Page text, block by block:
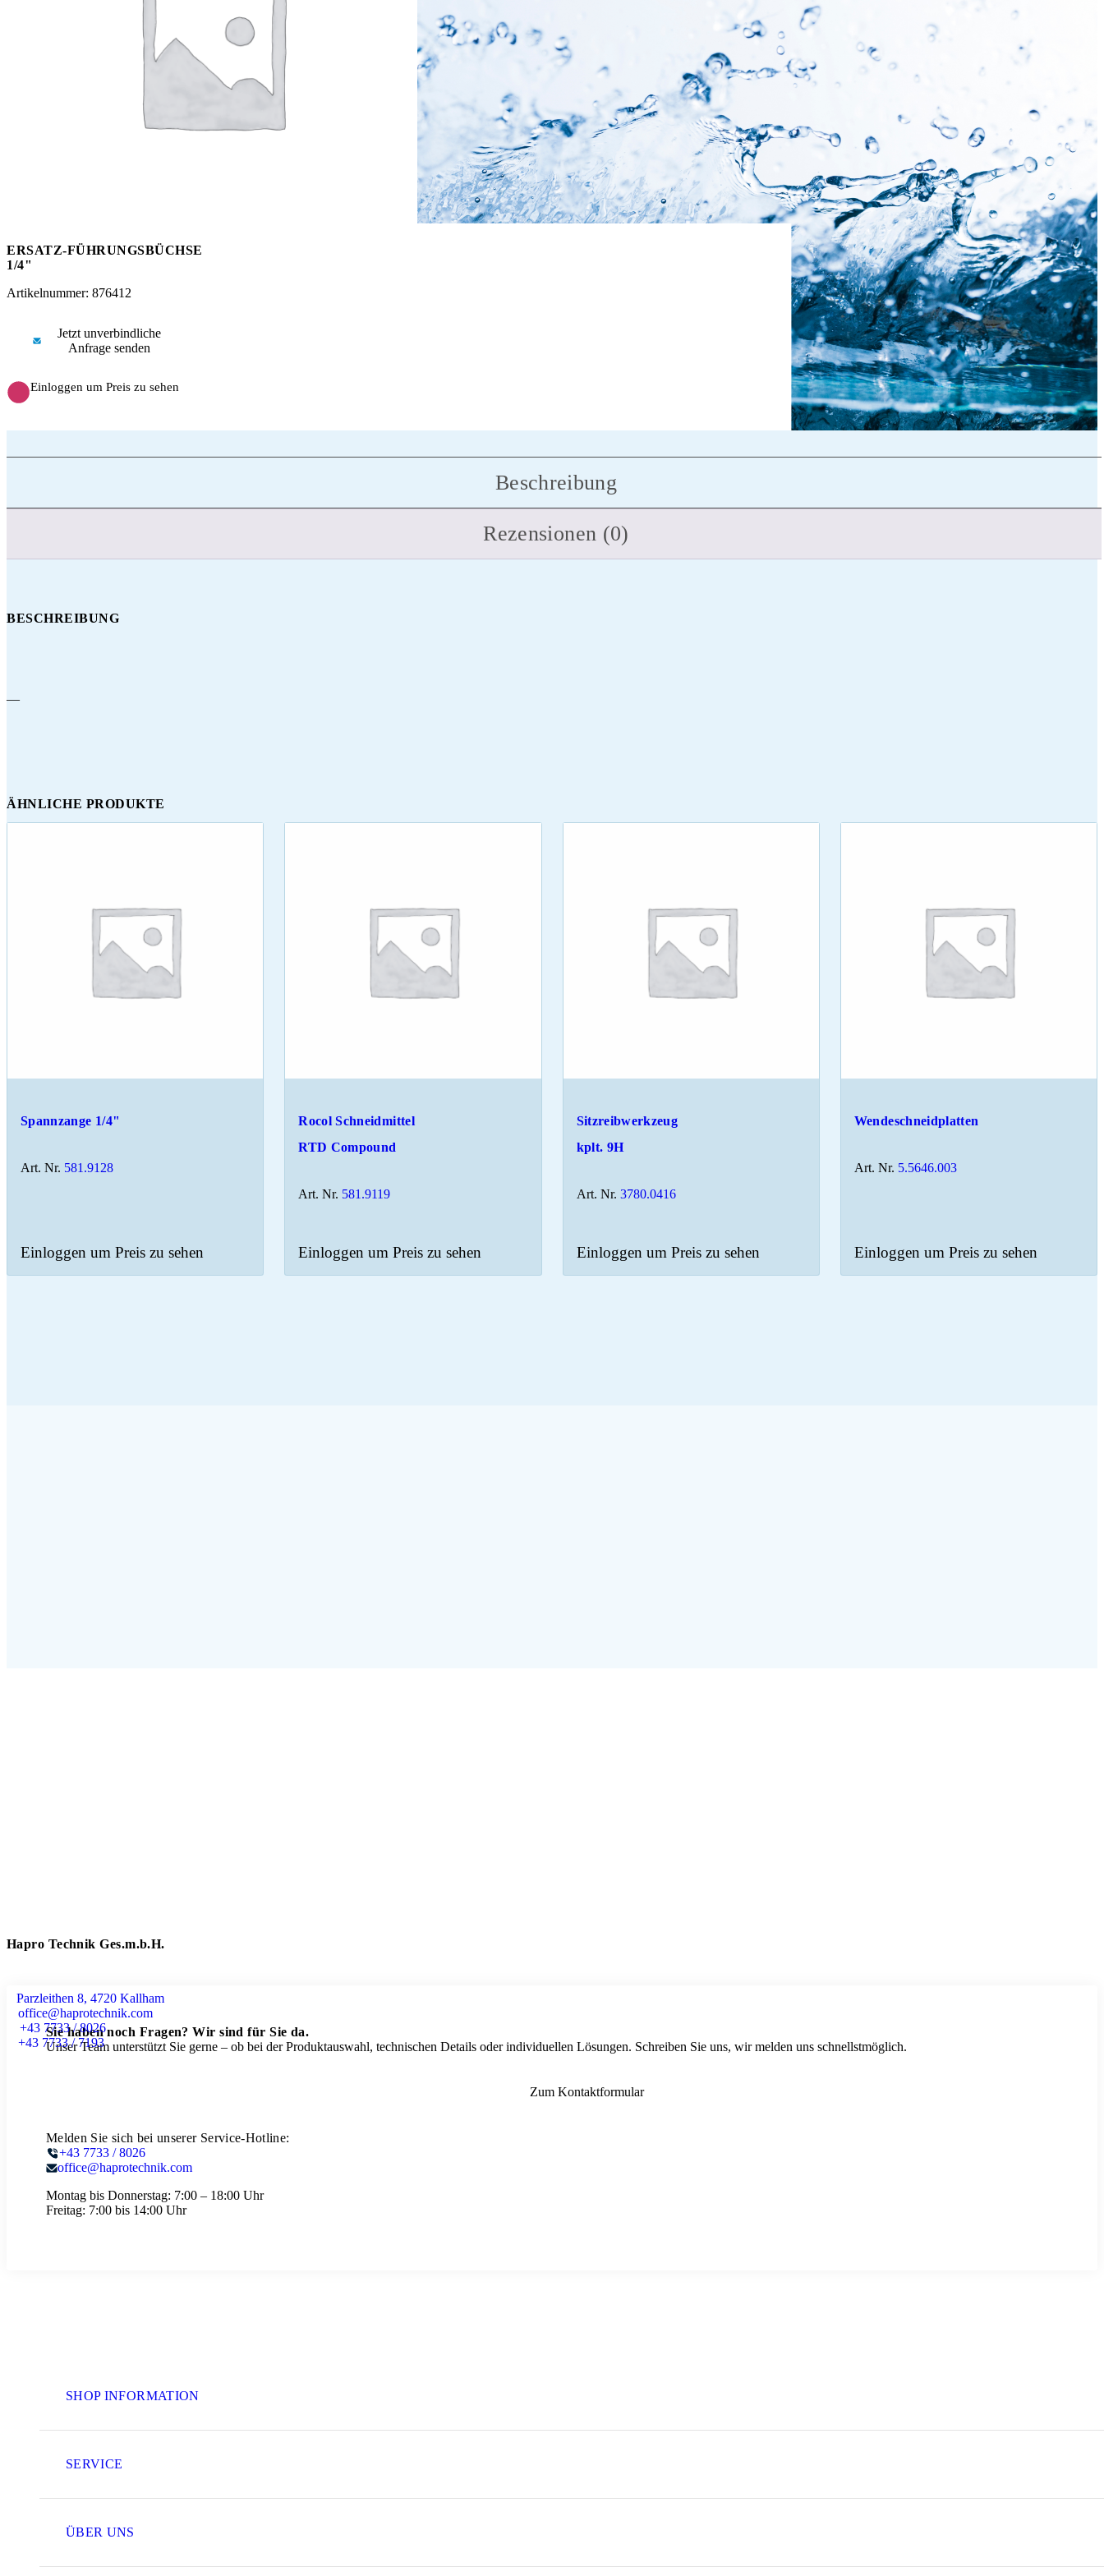
ERSATZ-FÜHRUNGSBÜCHSE
1/4"
Artikelnummer: 876412
Jetzt unverbindliche
Anfrage senden
Einloggen um Preis zu sehen
Beschreibung
Rezensionen (0)
BESCHREIBUNG
—
ÄHNLICHE PRODUKTE
Spannzange 1/4"
Art. Nr. 581.9128
Einloggen um Preis zu sehen
Rocol Schneidmittel
RTD Compound
Art. Nr. 581.9119
Einloggen um Preis zu sehen
Sitzreibwerkzeug
kplt. 9H
Art. Nr. 3780.0416
Einloggen um Preis zu sehen
Wendeschneidplatten
Art. Nr. 5.5646.003
Einloggen um Preis zu sehen
Hapro Technik Ges.m.b.H.
Parzleithen 8, 4720 Kallham
office@haprotechnik.com
+43 7733 / 8026
+43 7733 / 7193
Sie haben noch Fragen? Wir sind für Sie da.
Unser Team unterstützt Sie gerne – ob bei der Produktauswahl, technischen Details oder individuellen Lösungen. Schreiben Sie uns, wir melden uns schnellstmöglich.
Zum Kontaktformular
Melden Sie sich bei unserer Service-Hotline:
+43 7733 / 8026
office@haprotechnik.com
Montag bis Donnerstag: 7:00 – 18:00 Uhr
Freitag: 7:00 bis 14:00 Uhr
SHOP INFORMATION
SERVICE
ÜBER UNS